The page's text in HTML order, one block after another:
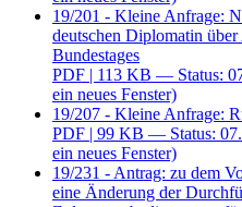
19/201 - Kleine Anfrage:
deutschen Diplomatin
Bundestages
PDF | 113 KB — Status:
ein neues Fenster)
19/207 - Kleine Anfrage:
PDF | 99 KB — Status:
ein neues Fenster)
19/231 - Antrag: zu dem
eine Änderung der